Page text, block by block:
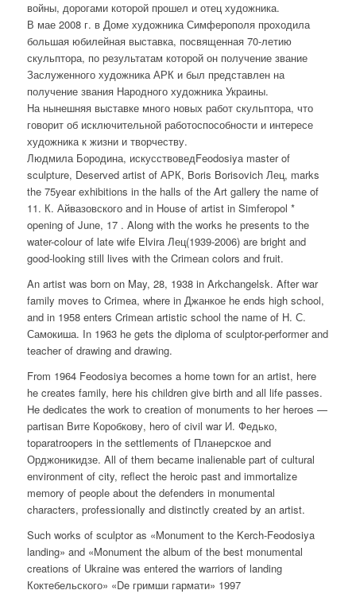
войны, дорогами которой прошел и отец художника.
В мае 2008 г. в Доме художника Симферополя проходила
большая юбилейная выставка, посвященная 70-летию
скульптора, по результатам которой он получение звание
Заслуженного художника АРК и был представлен на
получение звания Народного художника Украины.
На нынешняя выставке много новых работ скульптора, что
говорит об исключительной работоспособности и интересе
художника к жизни и творчеству.
Людмила Бородина, искусствоведFeodosiya master of
sculpture, Deserved artist of АРК, Boris Borisovich Лец, marks
the 75year exhibitions in the halls of the Art gallery the name of
11. К. Айвазовского and in House of artist in Simferopol *
opening of June, 17 . Along with the works he presents to the
water-colour of late wife Elvira Лец(1939-2006) are bright and
good-looking still lives with the Crimean colors and fruit.
An artist was born on May, 28, 1938 in Arkchangelsk. After war
family moves to Crimea, where in Джанкое he ends high school,
and in 1958 enters Crimean artistic school the name of Н. С.
Самокиша. In 1963 he gets the diploma of sculptor-performer and
teacher of drawing and drawing.
From 1964 Feodosiya becomes a home town for an artist, here
he creates family, here his children give birth and all life passes.
He dedicates the work to creation of monuments to her heroes —
partisan Вите Коробкову, hero of civil war И. Федько,
toparatroopers in the settlements of Планерское and
Орджоникидзе. All of them became inalienable part of cultural
environment of city, reflect the heroic past and immortalize
memory of people about the defenders in monumental
characters, professionally and distinctly created by an artist.
Such works of sculptor as «Monument to the Kerch-Feodosiya
landing» and «Monument the album of the best monumental
creations of Ukraine was entered the warriors of landing
Коктебельского» «De гримши гармати» 1997